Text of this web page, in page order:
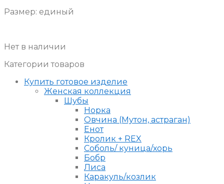
Размер: единый
Нет в наличии
Категории товаров
Купить готовое изделие
Женская коллекция
Шубы
Норка
Овчина (Мутон, астраган)
Енот
Кролик + REX
Соболь/ куница/хорь
Бобр
Лиса
Каракуль/козлик